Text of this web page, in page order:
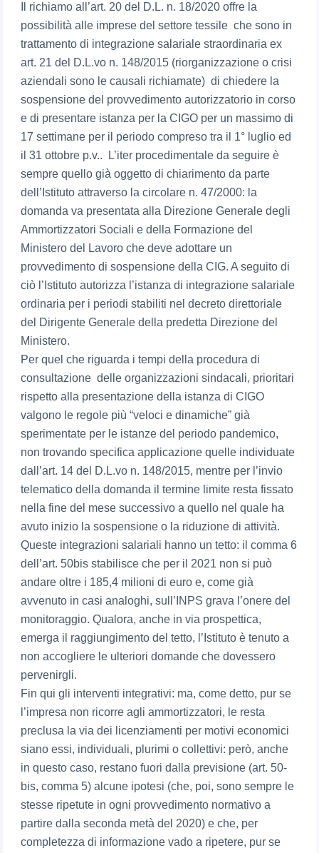
Il richiamo all’art. 20 del D.L. n. 18/2020 offre la
possibilità alle imprese del settore tessile che sono in
trattamento di integrazione salariale straordinaria ex
art. 21 del D.L.vo n. 148/2015 (riorganizzazione o crisi
aziendali sono le causali richiamate) di chiedere la
sospensione del provvedimento autorizzatorio in corso
e di presentare istanza per la CIGO per un massimo di
17 settimane per il periodo compreso tra il 1° luglio ed
il 31 ottobre p.v.. L’iter procedimentale da seguire è
sempre quello già oggetto di chiarimento da parte
dell’Istituto attraverso la circolare n. 47/2000: la
domanda va presentata alla Direzione Generale degli
Ammortizzatori Sociali e della Formazione del
Ministero del Lavoro che deve adottare un
provvedimento di sospensione della CIG. A seguito di
ciò l’Istituto autorizza l’istanza di integrazione salariale
ordinaria per i periodi stabiliti nel decreto direttoriale
del Dirigente Generale della predetta Direzione del
Ministero.
Per quel che riguarda i tempi della procedura di
consultazione delle organizzazioni sindacali, prioritari
rispetto alla presentazione della istanza di CIGO
valgono le regole più “veloci e dinamiche” già
sperimentate per le istanze del periodo pandemico,
non trovando specifica applicazione quelle individuate
dall’art. 14 del D.L.vo n. 148/2015, mentre per l’invio
telematico della domanda il termine limite resta fissato
nella fine del mese successivo a quello nel quale ha
avuto inizio la sospensione o la riduzione di attività.
Queste integrazioni salariali hanno un tetto: il comma 6
dell’art. 50bis stabilisce che per il 2021 non si può
andare oltre i 185,4 milioni di euro e, come già
avvenuto in casi analoghi, sull’INPS grava l’onere del
monitoraggio. Qualora, anche in via prospettica,
emerga il raggiungimento del tetto, l’Istituto è tenuto a
non accogliere le ulteriori domande che dovessero
pervenirgli.
Fin qui gli interventi integrativi: ma, come detto, pur se
l’impresa non ricorre agli ammortizzatori, le resta
preclusa la via dei licenziamenti per motivi economici
siano essi, individuali, plurimi o collettivi: però, anche
in questo caso, restano fuori dalla previsione (art. 50-
bis, comma 5) alcune ipotesi (che, poi, sono sempre le
stesse ripetute in ogni provvedimento normativo a
partire dalla seconda metà del 2020) e che, per
completezza di informazione vado a ripetere, pur se